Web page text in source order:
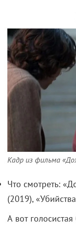
Кадр из фильма
Что смотреть:
(2019),
А вот